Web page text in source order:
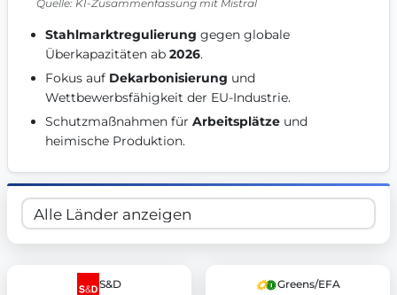
Get Involved
Become a member:Join us to advance digital democracy
Volunteer:
Contribute your skills in technology, design,
Support democracy:Help us strengthen accountability
Quelle: KI-Zusammenfassung mit Mistral
Stahlmarktregulierung gegen globale
Überkapazitäten ab 2026.
Fokus auf Dekarbonisierung und
Wettbewerbsfähigkeit der EU-Industrie.
Schutzmaßnahmen für Arbeitsplätze und
heimische Produktion.
S&D Greens/EFA